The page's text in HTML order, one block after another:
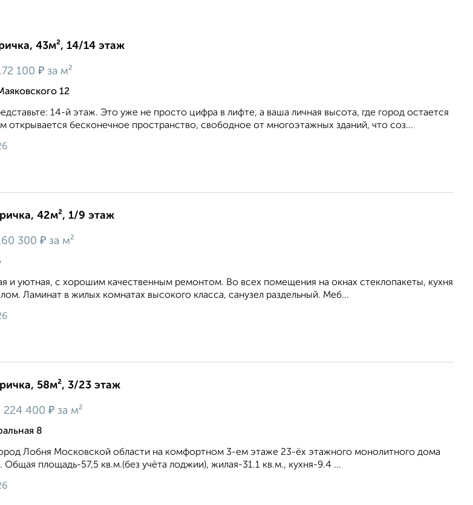
43м², 14/14 этаж
100 ₽ за м²
12
14-й этаж. Это уже не просто цифра в лифте, а ваша личная высота, где город остается
открывается бесконечное пространство, свободное от многоэтажных зданий, что соз...
42м², 1/9 этаж
300 ₽ за м²
и уютная, с хорошим качественным ремонтом. Во всех помещения на окнах стеклопакеты, кухня
Ламинат в жилых комнатах высокого класса, санузел раздельный. Меб...
58м², 3/23 этаж
224 400 ₽ за м²
8
Лобня Московской области на комфортном 3-ем этаже 23-ёх этажного монолитного дома
Общая площадь-57,5 кв.м.(без учёта лоджии), жилая-31.1 кв.м., кухня-9.4 ...